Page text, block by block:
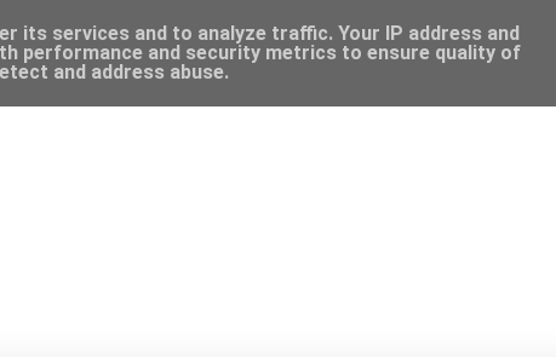
its services and to analyze traffic. Your IP address and
performance and security metrics to ensure quality of
and address abuse.